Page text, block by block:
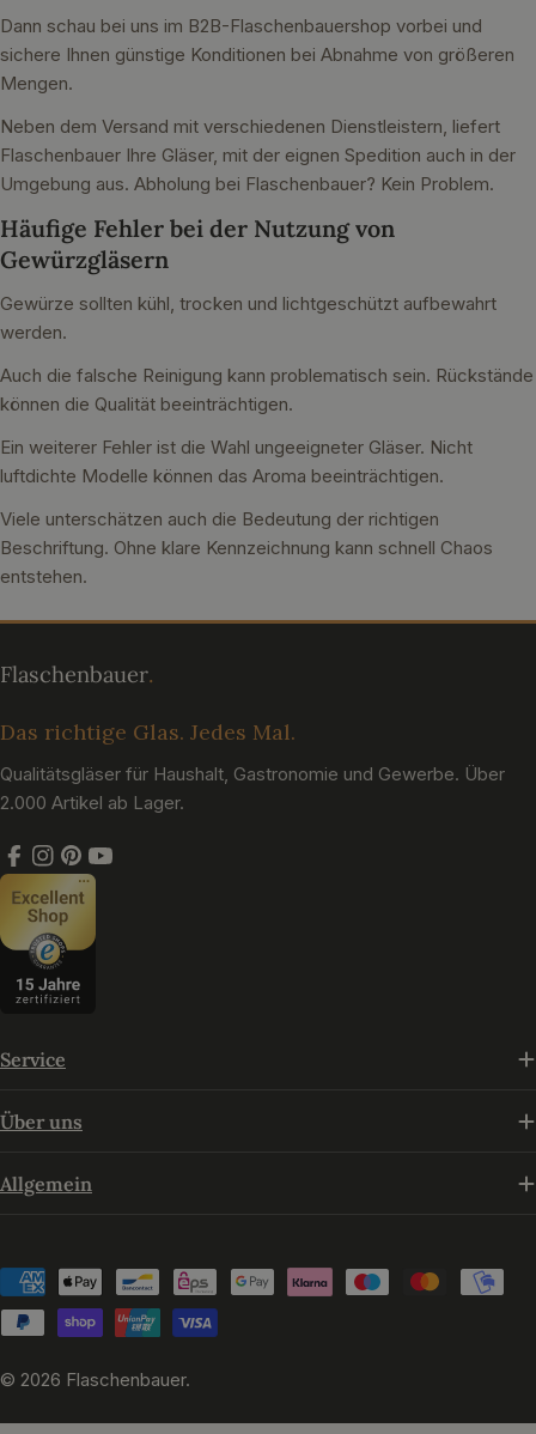
Dann schau bei uns im B2B-Flaschenbauershop vorbei und
sichere Ihnen günstige Konditionen bei Abnahme von größeren
Mengen.
Neben dem Versand mit verschiedenen Dienstleistern, liefert
Flaschenbauer Ihre Gläser, mit der eignen Spedition auch in der
Umgebung aus. Abholung bei Flaschenbauer? Kein Problem.
Häufige Fehler bei der Nutzung von
Gewürzgläsern
Gewürze sollten kühl, trocken und lichtgeschützt aufbewahrt
werden.
Auch die falsche Reinigung kann problematisch sein. Rückstände
können die Qualität beeinträchtigen.
Ein weiterer Fehler ist die Wahl ungeeigneter Gläser. Nicht
luftdichte Modelle können das Aroma beeinträchtigen.
Viele unterschätzen auch die Bedeutung der richtigen
Beschriftung. Ohne klare Kennzeichnung kann schnell Chaos
entstehen.
Das richtige Glas. Jedes Mal.
Qualitätsgläser für Haushalt, Gastronomie und Gewerbe. Über
2.000 Artikel ab Lager.
Facebook
Instagram
Pinterest
YouTube
Service
Über uns
Allgemein
Zahlungsmethoden
© 2026 Flaschenbauer.